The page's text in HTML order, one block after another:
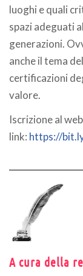
luoghi e quali
spazi adeguati
generazioni.
anche il tema
certificazioni
valore.
Iscrizione al
link: https://
A cura della